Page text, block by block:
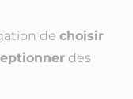
de choisir
des